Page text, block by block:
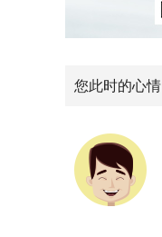
您此时的心情